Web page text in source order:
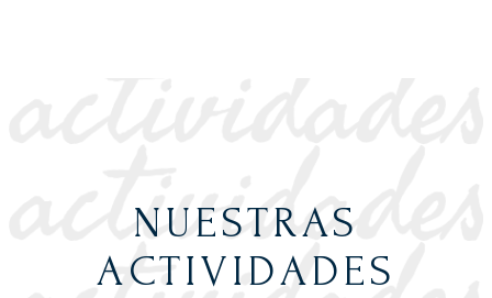
NUESTRAS
ACTIVIDADES